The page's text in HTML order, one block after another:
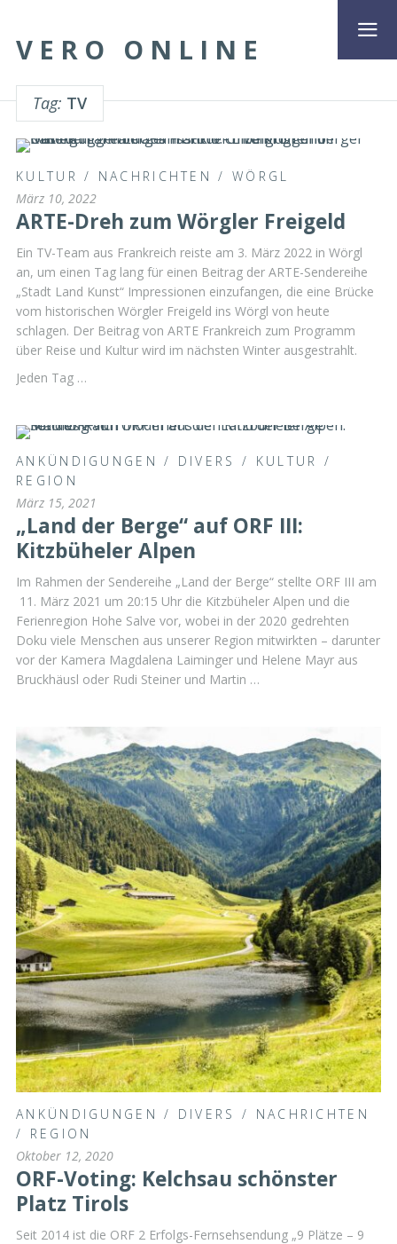
VERO ONLINE
Tag: TV
KULTUR / NACHRICHTEN /WÖRGL
März 10, 2022
ARTE-Dreh zum Wörgler Freigeld
Ein TV-Team aus Frankreich reiste am 3. März 2022 in Wörgl
an, um einen Tag lang für einen Beitrag der ARTE-Sendereihe
„Stadt Land Kunst“ Impressionen einzufangen, die eine Brücke
vom historischen Wörgler Freigeld ins Wörgl von heute
schlagen. Der Beitrag von ARTE Frankreich zum Programm
über Reise und Kultur wird im nächsten Winter ausgestrahlt.
Jeden Tag …
ANKÜNDIGUNGEN / DIVERS / KULTUR
/
REGION
März 15, 2021
„Land der Berge“ auf ORF III:
Kitzbüheler Alpen
Im Rahmen der Sendereihe „Land der Berge“ stellte ORF III am
11. März 2021 um 20:15 Uhr die Kitzbüheler Alpen und die
Ferienregion Hohe Salve vor, wobei in der 2020 gedrehten
Doku viele Menschen aus unserer Region mitwirkten – darunter
vor der Kamera Magdalena Laiminger und Helene Mayr aus
Bruckhäusl oder Rudi Steiner und Martin …
ANKÜNDIGUNGEN / DIVERS / NACHRICHTEN
/ REGION
Oktober 12, 2020
ORF-Voting: Kelchsau schönster
Platz Tirols
Seit 2014 ist die ORF 2 Erfolgs-Fernsehsendung „9 Plätze – 9